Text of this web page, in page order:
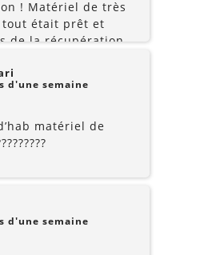
! Matériel de très
était prêt et
de la récupération.
disponible et
La
déroulée
Je recommande
repasserai par eux
événements !
d'une semaine
matériel de
d'une semaine